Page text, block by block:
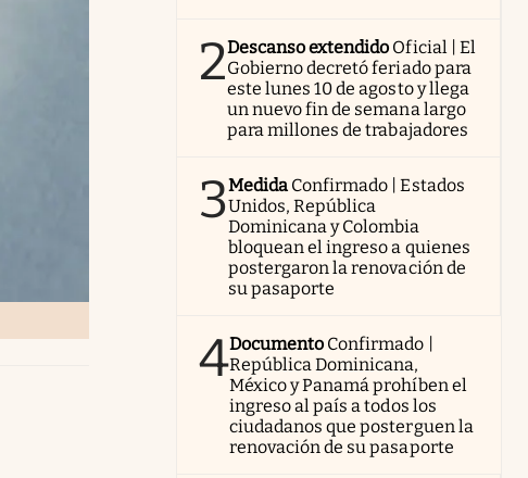
2Descanso extendido Oficial | El
Gobierno decretó feriado para
este lunes 10 de agosto y llega
un nuevo fin de semana largo
para millones de trabajadores
3Medida Confirmado | Estados
Unidos, República
Dominicana y Colombia
bloquean el ingreso a quienes
postergaron la renovación de
su pasaporte
4Documento Confirmado |
República Dominicana,
México y Panamá prohíben el
ingreso al país a todos los
ciudadanos que posterguen la
renovación de su pasaporte